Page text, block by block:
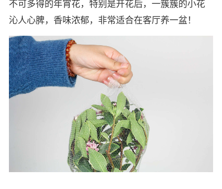
不可多得的年宵花，特别是开花后，一簇簇的小花
沁人心脾，香味浓郁，非常适合在客厅养一盆！